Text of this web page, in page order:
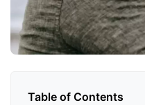
Table of Contents